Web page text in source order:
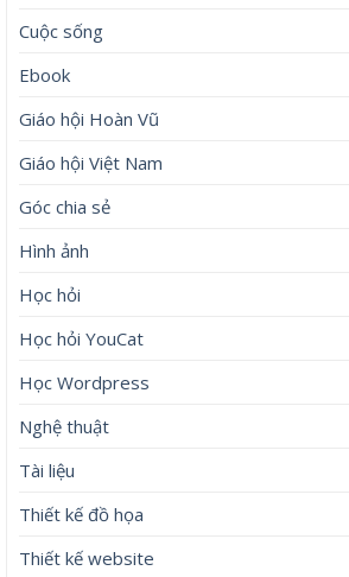
Cuộc sống
Ebook
Giáo hội Hoàn Vũ
Giáo hội Việt Nam
Góc chia sẻ
Hình ảnh
Học hỏi
Học hỏi YouCat
Học Wordpress
Nghệ thuật
Tài liệu
Thiết kế đồ họa
Thiết kế website